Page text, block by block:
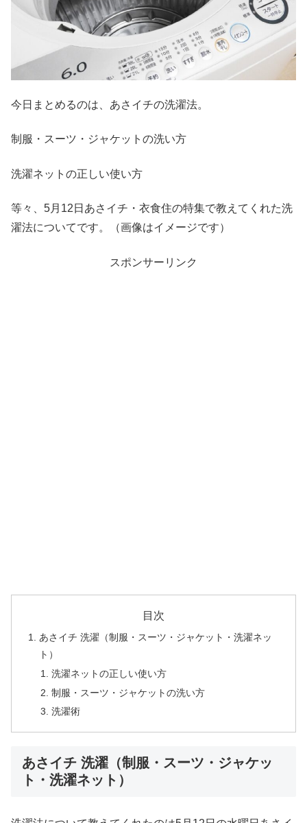
今日まとめるのは、あさイチの洗濯法。
制服・スーツ・ジャケットの洗い方
洗濯ネットの正しい使い方
等々、5月12日あさイチ・衣食住の特集で教えてくれた洗
濯法についてです。（画像はイメージです）
スポンサーリンク
目次
あさイチ 洗濯（制服・スーツ・ジャケット・洗濯ネッ
ト）
洗濯ネットの正しい使い方
制服・スーツ・ジャケットの洗い方
洗濯術
あさイチ 洗濯（制服・スーツ・ジャケッ
ト・洗濯ネット）